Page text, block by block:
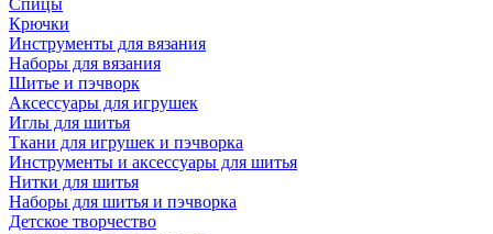
Спицы
Крючки
Инструменты для вязания
Наборы для вязания
Шитье и пэчворк
Аксессуары для игрушек
Иглы для шитья
Ткани для игрушек и пэчворка
Инструменты и аксессуары для шитья
Нитки для шитья
Наборы для шитья и пэчворка
Детское творчество